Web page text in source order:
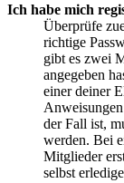
Ich habe mich
Überprüfe
richtige
gibt es zwei
angegeben
einer deiner
der Fall ist,
werden. Bei
Mitglieder
selbst